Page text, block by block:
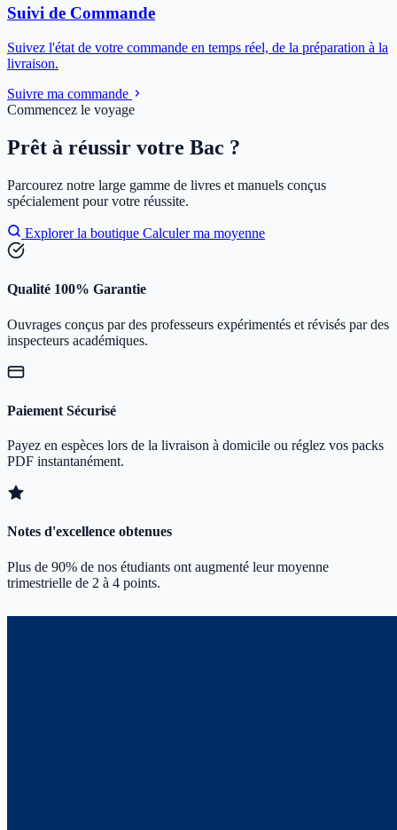
Suivi de Commande
Suivez l'état de votre commande en temps réel, de la préparation à la
livraison.
Suivre ma commande
Commencez le voyage
Prêt à réussir votre Bac ?
Parcourez notre large gamme de livres et manuels conçus
spécialement pour votre réussite.
Explorer la boutique Calculer ma moyenne
Qualité 100% Garantie
Ouvrages conçus par des professeurs expérimentés et révisés par des
inspecteurs académiques.
Paiement Sécurisé
Payez en espèces lors de la livraison à domicile ou réglez vos packs
PDF instantanément.
Notes d'excellence obtenues
Plus de 90% de nos étudiants ont augmenté leur moyenne
trimestrielle de 2 à 4 points.